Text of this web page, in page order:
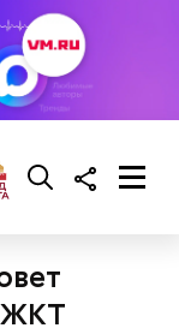
ЖКТ